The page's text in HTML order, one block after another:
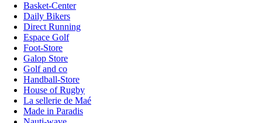
Basket-Center
Daily Bikers
Direct Running
Espace Golf
Foot-Store
Galop Store
Golf and co
Handball-Store
House of Rugby
La sellerie de Maé
Made in Paradis